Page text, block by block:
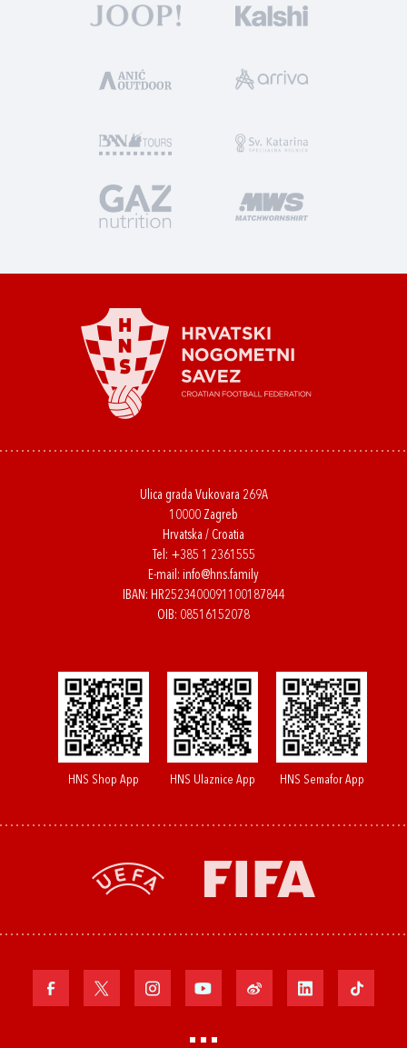
Ulica grada Vukovara 269A
10000 Zagreb
Hrvatska / Croatia
Tel: +385 1 2361555
E-mail: info@hns.family
IBAN: HR2523400091100187844
OIB: 08516152078
HNS Shop App HNS Ulaznice App HNS Semafor App